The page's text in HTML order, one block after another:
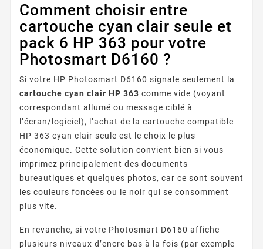
Comment choisir entre
cartouche cyan clair seule et
pack 6 HP 363 pour votre
Photosmart D6160 ?
Si votre HP Photosmart D6160 signale seulement la
cartouche cyan clair HP 363 comme vide (voyant
correspondant allumé ou message ciblé à
l’écran/logiciel), l’achat de la cartouche compatible
HP 363 cyan clair seule est le choix le plus
économique. Cette solution convient bien si vous
imprimez principalement des documents
bureautiques et quelques photos, car ce sont souvent
les couleurs foncées ou le noir qui se consomment
plus vite.
En revanche, si votre Photosmart D6160 affiche
plusieurs niveaux d’encre bas à la fois (par exemple